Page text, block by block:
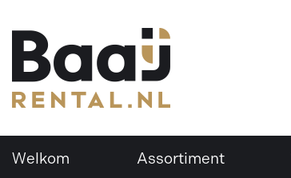
Welkom Assortiment